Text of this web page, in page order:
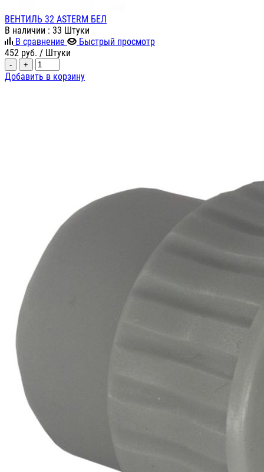
ВЕНТИЛЬ 32 ASTERM БЕЛ
В наличии : 33 Штуки
В сравнение
Быстрый просмотр
452 руб. / Штуки
- +
Добавить в корзину